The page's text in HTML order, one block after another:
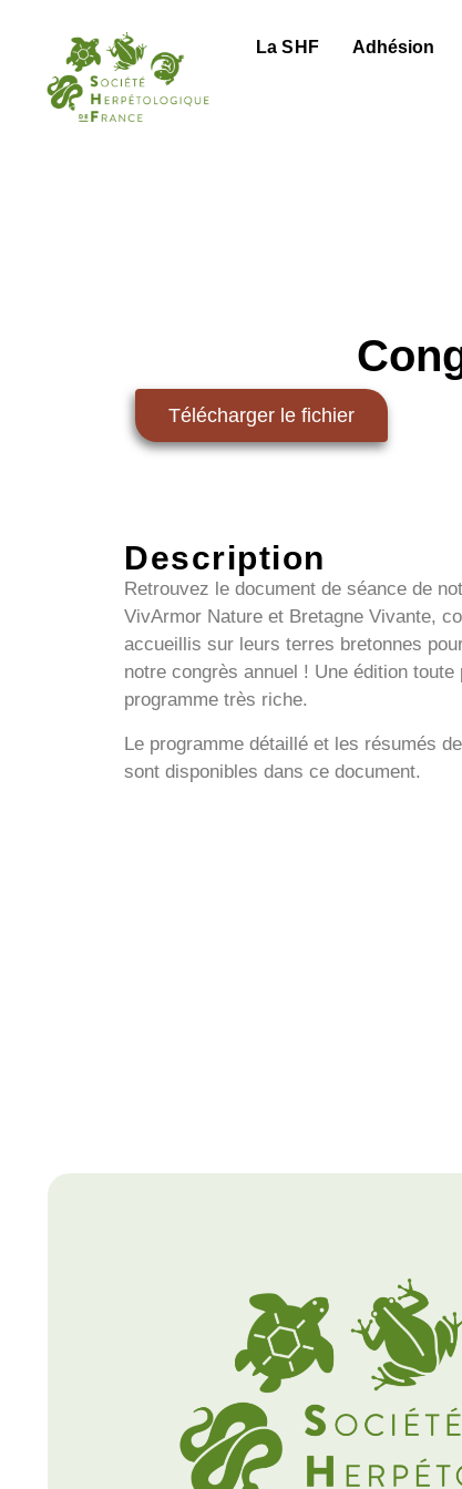
La SHF Adhésion
Télécharger le fichier
Description
Retrouvez le document de séance de
VivArmor Nature et Bretagne Vivante,
accueillis sur leurs terres bretonnes
notre congrès annuel ! Une édition
programme très riche.
Le programme détaillé et les résumés
sont disponibles dans ce document.